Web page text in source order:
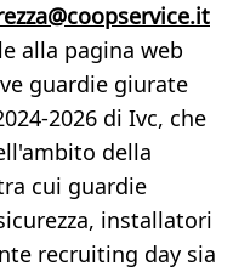
alla pagina web
guardie giurate
2026 di Ivc, che
della
cui guardie
installatori
recruiting day sia